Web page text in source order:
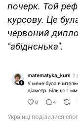
почерк. Той
курсову. Це
червоний
"абіднєнька".